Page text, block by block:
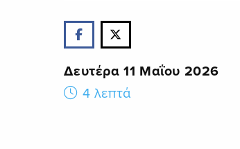
Δευτέρα 11 Μαΐου 2026
4 λεπτά